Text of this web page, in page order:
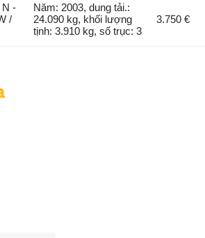
N -
/
Năm: 2003, dung tải.:
24.090 kg, khối lượng
tịnh: 3.910 kg, số trục: 3
3.750 €